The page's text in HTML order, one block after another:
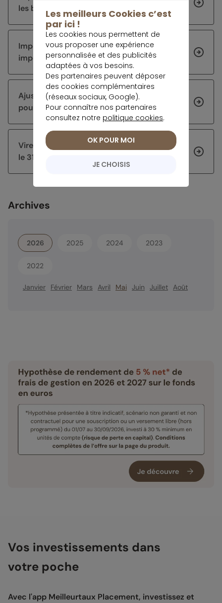
les bons réflexes à avoir
Impôts 2026 : corriger sa déclaration sur
impots.gouv.fr
Ajuster sa stratégie d’épargne après 60 ans
pour sécuriser et faire fructifier son capital
Virement DGFiP : pourquoi certains arrivent
le 31 juillet
Archives
2026 2025 2024 2023
2022
Janvier Février Mars Avril Mai Juin Juillet Août
Vos investissements dans
votre poche
Avec l'app Meilleurtaux Placement, investissez et
Les meilleurs Cookies c’est
par ici !
Les cookies nous permettent de
vous proposer une expérience
personnalisée et des publicités
adaptées à vos besoins.
Des partenaires peuvent déposer
des cookies complémentaires
(réseaux sociaux, Google).
Pour connaître nos partenaires
consultez notre politique cookies.
JE CHOISIS
OK POUR MOI